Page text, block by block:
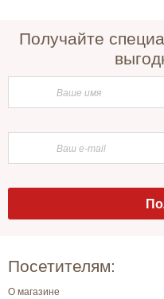
Получайте
Посетителям:
О магазине